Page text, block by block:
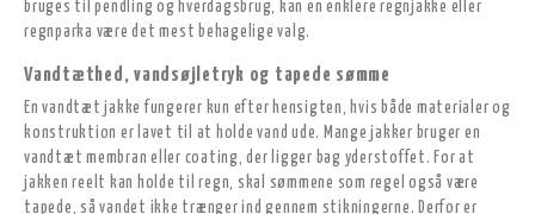
bruges til pendling og hverdagsbrug, kan en enklere regnjakke eller
regnparka være det mest behagelige valg.
Vandtæthed, vandsøjletryk og tapede sømme
En vandtæt jakke fungerer kun efter hensigten, hvis både materialer og
konstruktion er lavet til at holde vand ude. Mange jakker bruger en
vandtæt membran eller coating, der ligger bag yderstoffet. For at
jakken reelt kan holde til regn, skal sømmene som regel også være
tapede, så vandet ikke trænger ind gennem stikningerne. Derfor er